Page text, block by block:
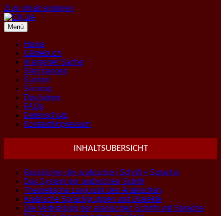
Zum Inhalt springen
Menü
Home
Gästebuch
In eigener Sache
Sitechanges
Suchen
Sitemap
Disclaimer
FAQs
Datenschutz
Kontakt/Impressum
INHALTSUBERSICHT
Geschichte der arabischen Schrift + Sprache
Das System der arabischen Schrift
Theoretische Linguistik des Arabischen
Arabische Sprachgruppen und Dialekte
Die Verbreitung der arabischen Schrift und Sprache